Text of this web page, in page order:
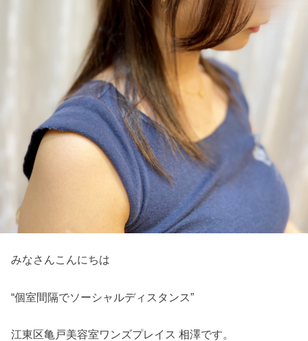
みなさんこんにちは
“個室間隔でソーシャルディスタンス”
江東区亀戸美容室ワンズプレイス 相澤です。